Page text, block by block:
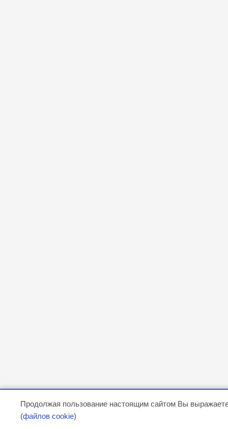
Продолжая пользование настоящим сайтом Вы
(файлов cookie)